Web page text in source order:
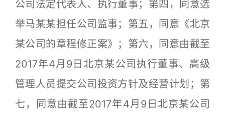
公司法定代表人、执行董事；第四，同意选
举马某某担任公司监事；第五，同意《北京
某公司的章程修正案》；第六，同意由截至
2017年4月9日北京某公司执行董事、高级
管理人员提交公司投资方针及经营计划；第
七，同意由截至2017年4月9日北京某公司